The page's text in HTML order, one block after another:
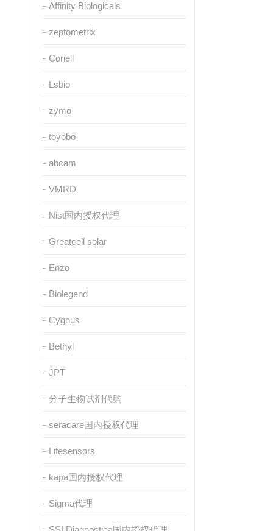
Affinity Biologicals
zeptometrix
Coriell
Lsbio
zymo
toyobo
abcam
VMRD
Nist国内授权代理
Greatcell solar
Enzo
Biolegend
Cygnus
Bethyl
JPT
分子生物试剂代购
seracare国内授权代理
Lifesensors
kapa国内授权代理
Sigma代理